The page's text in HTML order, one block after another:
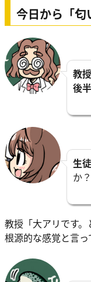
今日から「匂
教
後
生徒
か？
教授「大アリです。
根源的な感覚と言っ